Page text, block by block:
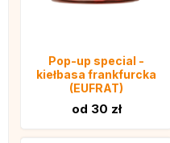
Pop-up special -
kiełbasa frankfurcka
(EUFRAT)
od 30 zł